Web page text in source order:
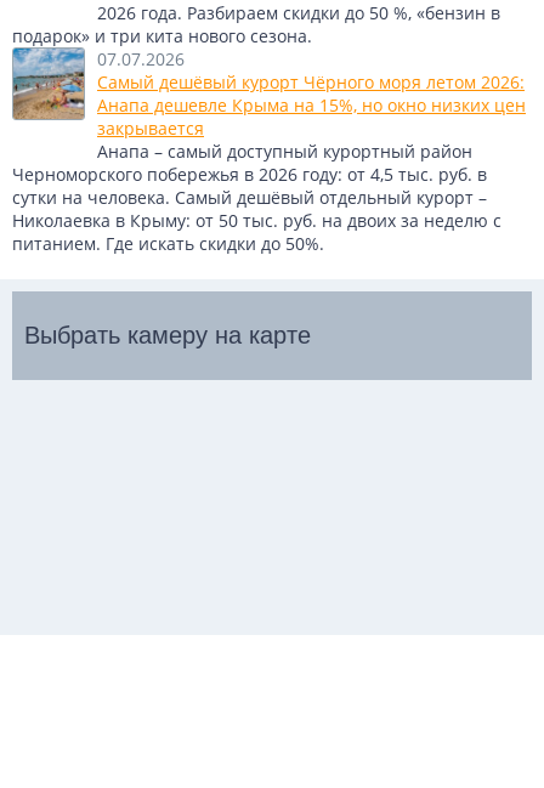
2026 года. Разбираем скидки до 50 %, «бензин в
подарок» и три кита нового сезона.
07.07.2026
Самый дешёвый курорт Чёрного моря летом 2026:
Анапа дешевле Крыма на 15%, но окно низких цен
закрывается
Анапа – самый доступный курортный район
Черноморского побережья в 2026 году: от 4,5 тыс. руб. в
сутки на человека. Самый дешёвый отдельный курорт –
Николаевка в Крыму: от 50 тыс. руб. на двоих за неделю с
питанием. Где искать скидки до 50%.
Выбрать камеру на карте